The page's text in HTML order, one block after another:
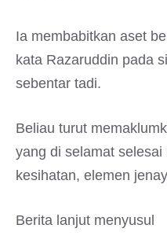
Ia membabitkan aset
kata Razaruddin pada
sebentar tadi.
Beliau turut
yang di selamat
kesihatan, elemen
Berita lanjut menyusul